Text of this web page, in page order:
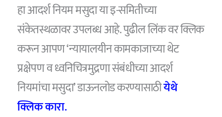
हा आदर्श नियम मसुदा या इ-समितीच्या
संकेतस्थळावर उपलब्ध आहे. पुढील लिंक वर क्लिक
करून आपण ‘न्यायालयीन कामकाजाच्या थेट
प्रक्षेपण व ध्वनिचित्रमुद्रणा संबंधीच्या आदर्श
नियमांचा मसुदा’ डाऊनलोड करण्यासाठीयेथे
क्लिक कारा.